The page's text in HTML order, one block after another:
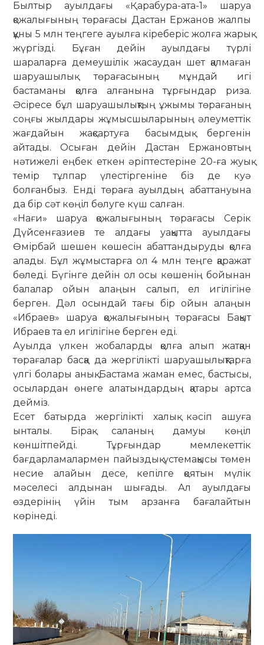
Былтыр ауылдағы «Қарабура-ата-1» шаруа
қожалығының төрағасы Дастан Ержанов жалпы
құны 5 млн теңгеге ауылға кіреберіс жолға жарық
жүргізді. Бұған дейін ауылдағы түрлі
шараларға демеушілік жасаудан шет қалмаған
шаруашылық тө­ра­ғасының мұндай игі
бастаманы қолға алғанына тұрғындар риза.
Әсіресе бұл шаруашылықтың ұжы­мы төрағаның
соңғы жылдары жұмыс­шыларының әлеуметтік
жағдайын жақ­сартуға басымдық бергенін
айтады. Осыған дейін Дастан Ержановтың
нәти­желі еңбек еткен әріптестеріне 20-ға жуық
темір тұлпар үлестіргеніне біз де куә
болғанбыз. Енді төраға ауылдың абат­тануына
да бір сәт көңіл бөлуге күш салған.
«Нағи» шаруа қожалығының төраға­сы Серік
Дүйсенғазиев те алдағы уақыт­та ауылдағы
Өмірбай шешен көшесін абаттандыруды қолға
алады. Бұл жұ­мыс­тарға ол 4 млн теңге қаражат
бөледі. Бүгінге дейін ол осы көшенің бойынан
балалар ойын алаңын салып, ел игілігіне
берген. Дәл осындай тағы бір ойын алаңын
«Ибраев» шаруа қожалығының төрағасы Бақыт
Ибраев та ел игілігіне берген еді.
Ауылда үлкен жобаларды қолға алып жатқан
төрағалар басқа да жергілікті шаруашылықтарға
үлгі болары анық. Бастама жаман емес, бастысы,
осылардан өнеге алатындардың қатары артса
дейміз.
Есет батырда жергілікті халық кәсіп ашуға
ынталы. Бірақ саланың дамуы көңіл
көншітпейді. Тұрғындар мемлекеттік
бағдарламалармен пайыздық үстема­қысы төмен
несие алайын десе, кепілге қоятын мүлік
мәселесі алдынан шығады. Ал ауылдағы
өздерінің үйін тым арзанға бағалайтын
көрінеді.